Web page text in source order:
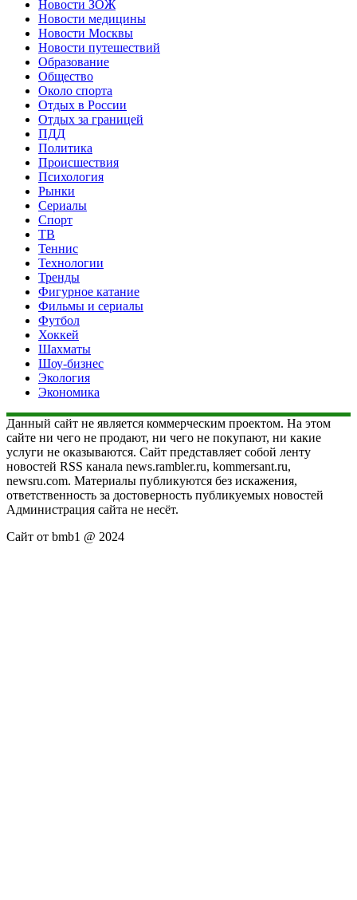
Новости ЗОЖ
Новости медицины
Новости Москвы
Новости путешествий
Образование
Общество
Около спорта
Отдых в России
Отдых за границей
ПДД
Политика
Происшествия
Психология
Рынки
Сериалы
Спорт
ТВ
Теннис
Технологии
Тренды
Фигурное катание
Фильмы и сериалы
Футбол
Хоккей
Шахматы
Шоу-бизнес
Экология
Экономика
Данный сайт не является коммерческим проектом. На этом
сайте ни чего не продают, ни чего не покупают, ни какие
услуги не оказываются. Сайт представляет собой ленту
новостей RSS канала news.rambler.ru, kommersant.ru,
newsru.com. Материалы публикуются без искажения,
ответственность за достоверность публикуемых новостей
Администрация сайта не несёт.
Сайт от bmb1 @ 2024